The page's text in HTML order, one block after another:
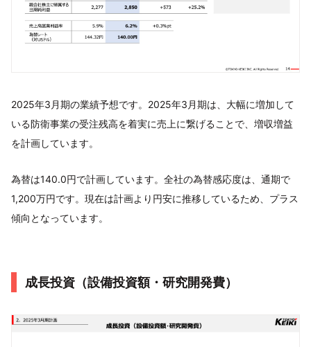
2025年3月期の業績予想です。2025年3月期は、大幅に増加して
いる防衛事業の受注残高を着実に売上に繋げることで、増収増益
を計画しています。
為替は140.0円で計画しています。全社の為替感応度は、通期で
1,200万円です。現在は計画より円安に推移しているため、プラス
傾向となっています。
成長投資（設備投資額・研究開発費）